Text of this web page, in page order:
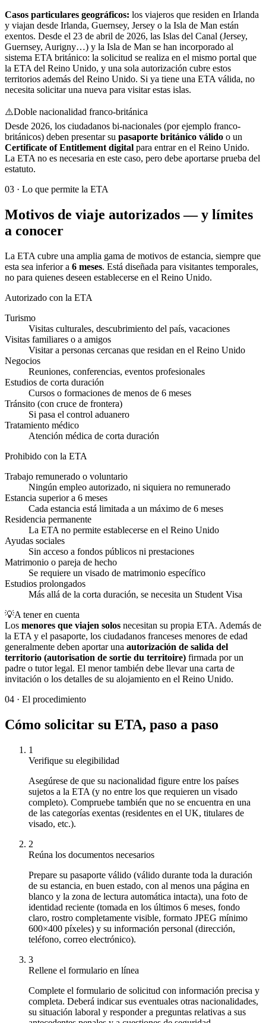
Casos particulares geográficos: los viajeros que residen en Irlanda
y viajan desde Irlanda, Guernsey, Jersey o la Isla de Man están
exentos. Desde el 23 de abril de 2026, las Islas del Canal (Jersey,
Guernsey, Aurigny…) y la Isla de Man se han incorporado al
sistema ETA británico: la solicitud se realiza en el mismo portal que
la ETA del Reino Unido, y una sola autorización cubre estos
territorios además del Reino Unido. Si ya tiene una ETA válida, no
necesita solicitar una nueva para visitar estas islas.
⚠️Doble nacionalidad franco-británica
Desde 2026, los ciudadanos bi-nacionales (por ejemplo franco-
británicos) deben presentar su pasaporte británico válido o un
Certificate of Entitlement digital para entrar en el Reino Unido.
La ETA no es necesaria en este caso, pero debe aportarse prueba del
estatuto.
03 · Lo que permite la ETA
Motivos de viaje autorizados — y límites
a conocer
La ETA cubre una amplia gama de motivos de estancia, siempre que
esta sea inferior a 6 meses. Está diseñada para visitantes temporales,
no para quienes deseen establecerse en el Reino Unido.
Autorizado con la ETA
Turismo
Visitas culturales, descubrimiento del país, vacaciones
Visitas familiares o a amigos
Visitar a personas cercanas que residan en el Reino Unido
Negocios
Reuniones, conferencias, eventos profesionales
Estudios de corta duración
Cursos o formaciones de menos de 6 meses
Tránsito (con cruce de frontera)
Si pasa el control aduanero
Tratamiento médico
Atención médica de corta duración
Prohibido con la ETA
Trabajo remunerado o voluntario
Ningún empleo autorizado, ni siquiera no remunerado
Estancia superior a 6 meses
Cada estancia está limitada a un máximo de 6 meses
Residencia permanente
La ETA no permite establecerse en el Reino Unido
Ayudas sociales
Sin acceso a fondos públicos ni prestaciones
Matrimonio o pareja de hecho
Se requiere un visado de matrimonio específico
Estudios prolongados
Más allá de la corta duración, se necesita un Student Visa
💡A tener en cuenta
Los menores que viajen solos necesitan su propia ETA. Además de
la ETA y el pasaporte, los ciudadanos franceses menores de edad
generalmente deben aportar una autorización de salida del
territorio (autorisation de sortie du territoire) firmada por un
padre o tutor legal. El menor también debe llevar una carta de
invitación o los detalles de su alojamiento en el Reino Unido.
04 · El procedimiento
Cómo solicitar su ETA, paso a paso
1
Verifique su elegibilidad
Asegúrese de que su nacionalidad figure entre los países
sujetos a la ETA (y no entre los que requieren un visado
completo). Compruebe también que no se encuentra en una
de las categorías exentas (residentes en el UK, titulares de
visado, etc.).
2
Reúna los documentos necesarios
Prepare su pasaporte válido (válido durante toda la duración
de su estancia, en buen estado, con al menos una página en
blanco y la zona de lectura automática intacta), una foto de
identidad reciente (tomada en los últimos 6 meses, fondo
claro, rostro completamente visible, formato JPEG mínimo
600×400 píxeles) y su información personal (dirección,
teléfono, correo electrónico).
3
Rellene el formulario en línea
Complete el formulario de solicitud con información precisa y
completa. Deberá indicar sus eventuales otras nacionalidades,
su situación laboral y responder a preguntas relativas a sus